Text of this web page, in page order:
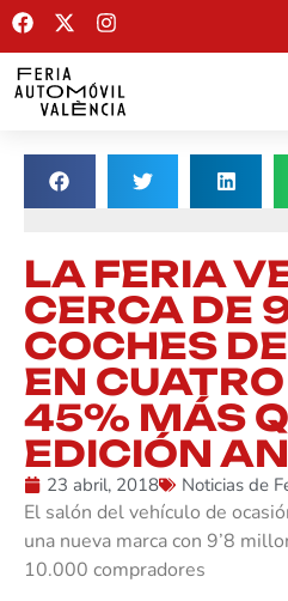
LA FERIA
CERCA DE
COCHES
EN
45% MÁS
EDICIÓN
23 abril, 2018 Noticias de
El salón del vehículo de
una nueva marca con 9’8
10.000 compradores